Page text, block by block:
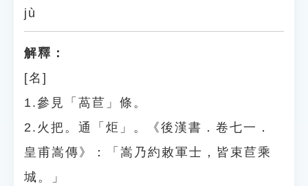
jù
解釋：
[名]
1.參見「萵苣」條。
2.火把。通「炬」。《後漢書．卷七一．
皇甫嵩傳》：「嵩乃約敕軍士，皆束苣乘
城。」